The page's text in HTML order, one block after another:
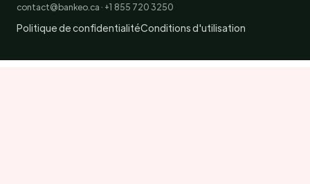
contact@bankeo.ca · +1 855 720 3250
Politique de confidentialitéConditions d'utilisation